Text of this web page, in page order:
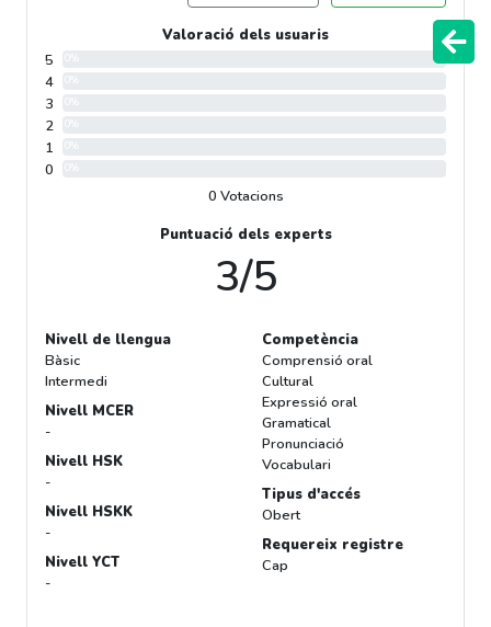
Valoració dels usuaris
5
4
3
2
1
0
0 Votacions
Puntuació dels experts
3/5
Nivell de llengua
Bàsic
Intermedi
Nivell MCER
-
Nivell HSK
-
Nivell HSKK
-
Nivell YCT
-
Competència
Comprensió oral
Cultural
Expressió oral
Gramatical
Pronunciació
Vocabulari
Tipus d'accés
Obert
Requereix registre
Cap